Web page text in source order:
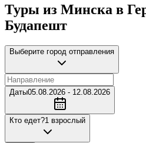
Туры из Минска в
Будапешт
Выберите город отправления
Даты05.08.2026 - 12.08.2026
Кто едет?1 взрослый